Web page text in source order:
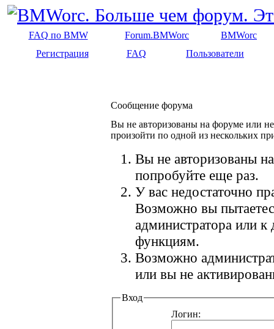
FAQ по BMW Forum.BMWorc
BMWorc
Регистрация
FAQ Пользователи
Сообщение форума
Вы не авторизованы на форуме или
произойти по одной из нескольких
Вы не авторизованы
попробуйте еще раз.
У вас недостаточно
Возможно вы
администратора или
функциям.
Возможно
или вы не
Вход
Логин: